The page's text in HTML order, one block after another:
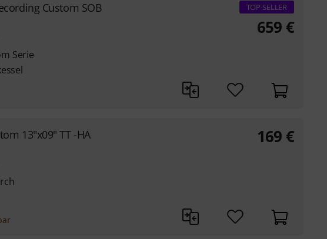
Custom SOB
Serie
TOP-SELLER
659 €
13"x09" TT -HA 169 €